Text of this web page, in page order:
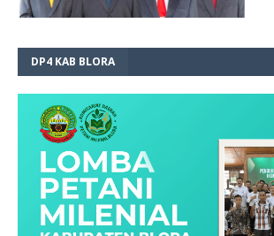
DP4 KAB BLORA